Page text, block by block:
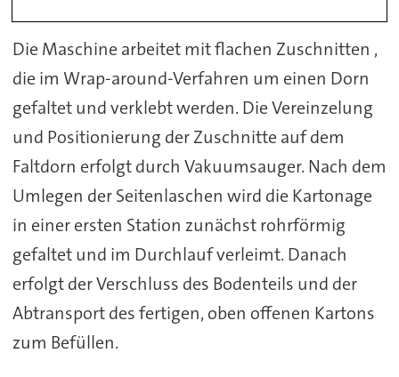
Die Maschine arbeitet mit flachen Zuschnitten ,
die im Wrap-around-Verfahren um einen Dorn
gefaltet und verklebt werden. Die Vereinzelung
und Positionierung der Zuschnitte auf dem
Faltdorn erfolgt durch Vakuumsauger. Nach dem
Umlegen der Seitenlaschen wird die Kartonage
in einer ersten Station zunächst rohrförmig
gefaltet und im Durchlauf verleimt. Danach
erfolgt der Verschluss des Bodenteils und der
Abtransport des fertigen, oben offenen Kartons
zum Befüllen.